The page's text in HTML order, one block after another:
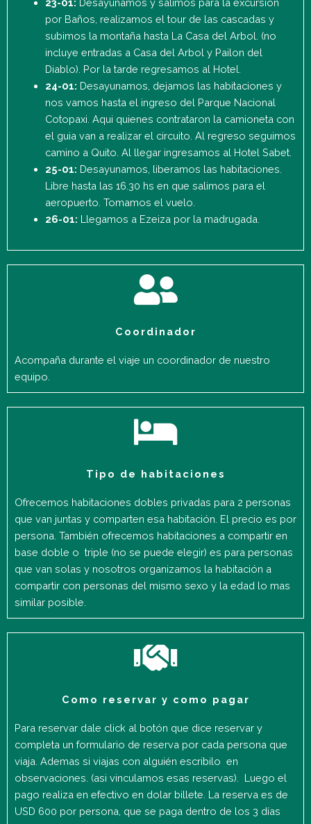
por Baños, realizamos el tour de las cascadas y
subimos la montaña hasta La Casa del Arbol. (no
incluye entradas a Casa del Arbol y Pailon del
Diablo). Por la tarde regresamos al Hotel.
24-01: Desayunamos, dejamos las habitaciones y
nos vamos hasta el ingreso del Parque Nacional
Cotopaxi. Aqui quienes contrataron la camioneta con
el guia van a realizar el circuito. Al regreso seguimos
camino a Quito. Al llegar ingresamos al Hotel Sabet.
25-01: Desayunamos, liberamos las habitaciones.
Libre hasta las 16.30 hs en que salimos para el
aeropuerto. Tomamos el vuelo.
26-01: Llegamos a Ezeiza por la madrugada.
Coordinador
Acompaña durante el viaje un coordinador de nuestro
equipo.
Tipo de habitaciones
Ofrecemos habitaciones dobles privadas para 2 personas
que van juntas y comparten esa habitación. El precio es por
persona. También ofrecemos habitaciones a compartir en
base doble o triple (no se puede elegir) es para personas
que van solas y nosotros organizamos la habitación a
compartir con personas del mismo sexo y la edad lo mas
similar posible.
Como reservar y como pagar
Para reservar dale click al botón que dice reservar y
completa un formulario de reserva por cada persona que
viaja. Ademas si viajas con alguién escribilo en
observaciones. (asi vinculamos esas reservas). Luego el
pago realiza en efectivo en dolar billete. La reserva es de
USD 600 por persona, que se paga dentro de los 3 días